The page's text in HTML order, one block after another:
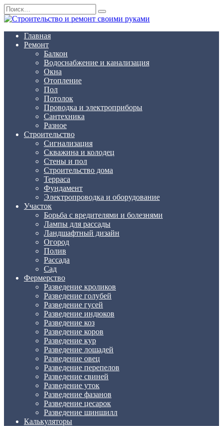
Перейти
к
содержанию
Search
for:
Главная
Ремонт
Балкон
Водоснабжение и канализация
Окна
Отопление
Пол
Потолок
Проводка и электроприборы
Сантехника
Разное
Строительство
Сигнализация
Скважина и колодец
Стены и пол
Строительство дома
Терраса
Фундамент
Электропроводка и оборудование
Участок
Борьба с вредителями и болезнями
Лампы для рассады
Ландшафтный дизайн
Огород
Полив
Рассада
Сад
Фермерство
Разведение кроликов
Разведение голубей
Разведение гусей
Разведение индюков
Разведение коз
Разведение коров
Разведение кур
Разведение лошадей
Разведение овец
Разведение перепелов
Разведение свиней
Разведение уток
Разведение фазанов
Разведение цесарок
Разведение шиншилл
Калькуляторы